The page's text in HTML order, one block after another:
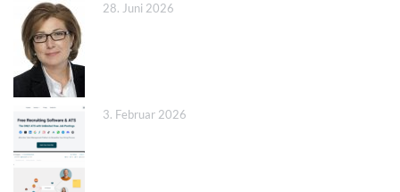
28. Juni 2026
3. Februar 2026